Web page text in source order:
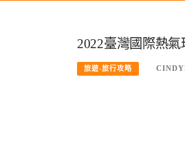
2022臺灣國際熱
旅遊-旅行攻略